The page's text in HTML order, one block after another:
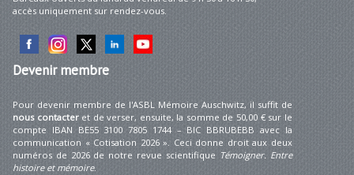
accès uniquement sur rendez-vous.
Devenirmembre
Pour devenir membre de l'ASBL Mémoire Auschwitz, il suffit de
nous contacteret de verser, ensuite, la somme de 50,00 € sur le
compte IBAN BE55 3100 7805 1744 – BIC BBRUBEBB avec la
communication « Cotisation 2026 ». Ceci donne droit aux deux
numéros de 2026 de notre revue scientifique Témoigner. Entre
histoire et mémoire.